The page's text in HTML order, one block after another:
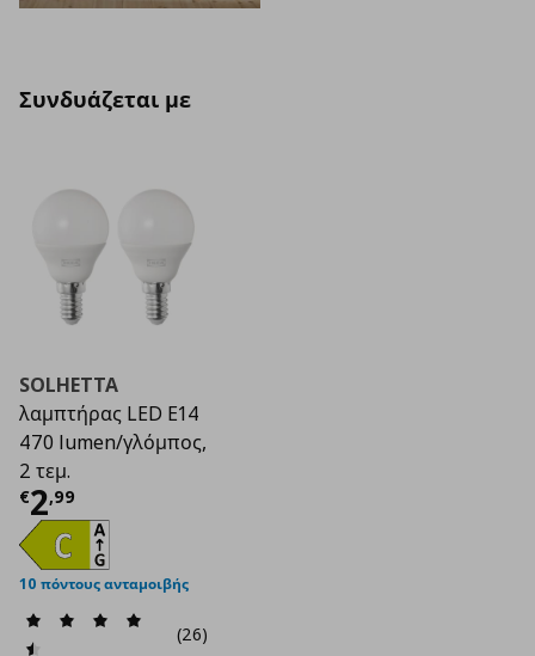
Συνδυάζεται με
SOLHETTA
λαμπτήρας LED E14
470 lumen/γλόμπος,
2 τεμ.
€2,99
Τρέχουσα τιμή
10 πόντους ανταμοιβής
(26)